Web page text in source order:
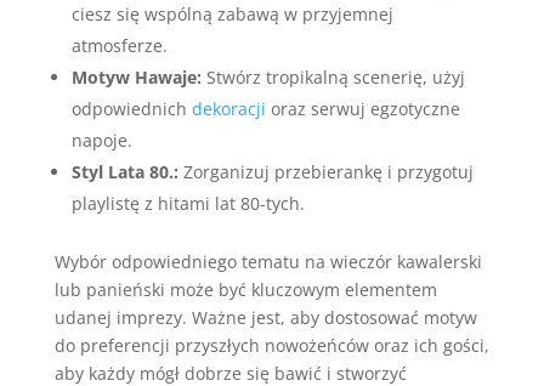
ciesz się wspólną zabawą w przyjemnej
atmosferze.
Motyw Hawaje: Stwórz tropikalną scenerię, użyj
odpowiednich dekoracji oraz serwuj egzotyczne
napoje.
Styl Lata 80.: Zorganizuj przebierankę i przygotuj
playlistę z hitami lat 80-tych.
Wybór odpowiedniego tematu na wieczór kawalerski
lub panieński może być kluczowym elementem
udanej imprezy. Ważne jest, aby dostosować motyw
do preferencji przyszłych nowożeńców oraz ich gości,
aby każdy mógł dobrze się bawić i stworzyć